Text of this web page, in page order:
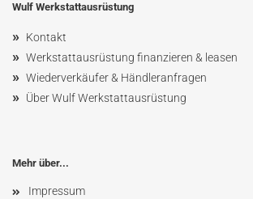
Wulf Werkstattausrüstung
» Kontakt
» Werkstattausrüstung finanzieren & leasen
» Wiederverkäufer & Händleranfragen
» Über Wulf Werkstattausrüstung
Mehr über...
Impressum